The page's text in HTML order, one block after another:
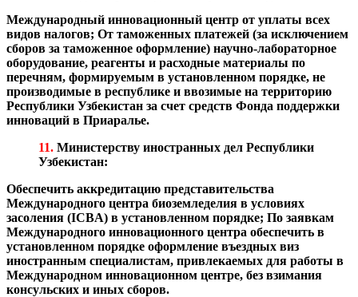
Международный инновационный центр от уплаты всех
видов налогов; От таможенных платежей (за исключением
сборов за таможенное оформление) научно-лабораторное
оборудование, реагенты и расходные материалы по
перечням, формируемым в установленном порядке, не
производимые в республике и ввозимые на территорию
Республики Узбекистан за счет средств Фонда поддержки
инноваций в Приаралье.
11. Министерству иностранных дел Республики
Узбекистан:
Обеспечить аккредитацию представительства
Международного центра биоземледелия в условиях
засоления (ICBA) в установленном порядке; По заявкам
Международного инновационного центра обеспечить в
установленном порядке оформление въездных виз
иностранным специалистам, привлекаемых для работы в
Международном инновационном центре, без взимания
консульских и иных сборов.